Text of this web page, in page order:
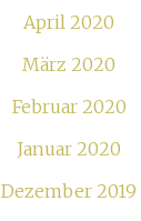
April 2020
März 2020
Februar 2020
Januar 2020
Dezember 2019